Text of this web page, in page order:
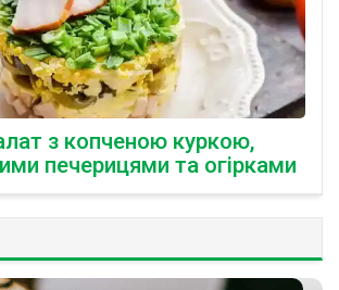
з копченою куркою,
печерицями та огірками